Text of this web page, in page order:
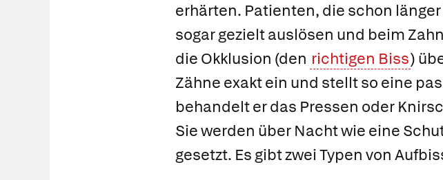
erhärten. Patienten, die schon
sogar gezielt auslösen und beim
die Okklusion (den richtigen Biss)
Zähne exakt ein und stellt so eine
behandelt er das Pressen oder
Sie werden über Nacht wie eine
gesetzt. Es gibt zwei Typen von